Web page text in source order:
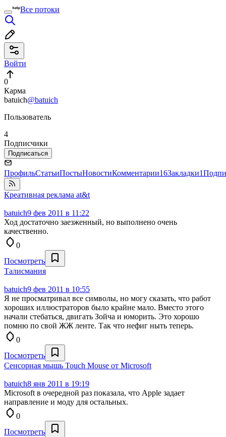
Все потоки
Войти
0
Карма
batuich@batuich
Пользователь
4
Подписчики
Подписаться
ПрофильСтатьиПостыНовостиКомментарии16Закладки1
Креативная реклама at&t
batuich9 фев 2011 в 11:22
Ход достаточно заезженный, но выполнено очень
качественно.
0
Посмотреть
Талисмания
batuich9 фев 2011 в 10:55
Я не просматривал все символы, но могу сказать, что работ
хороших иллюстраторов было крайне мало. Вместо этого
начали стебаться, двигать Зойча и юморить. Это хорошо
помню по свой ЖЖ ленте. Так что нефиг ныть теперь.
0
Посмотреть
Сенсорная мышь Touch Mouse от Microsoft
batuich8 янв 2011 в 19:19
Microsoft в очередной раз показала, что Apple задает
направление и моду для остальных.
0
Посмотреть